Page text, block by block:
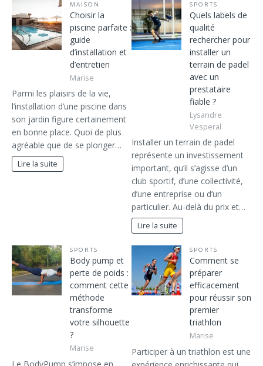
MAISON
Choisir la
piscine parfaite :
guide
d’installation et
d’entretien
Marise
Parmi les plaisirs de la vie,
l’installation d’une piscine dans
son jardin figure certainement
en bonne place. Quoi de plus
agréable que de se plonger…
Lire la suite
SPORTS
Quels labels de
qualité
rechercher pour
installer un
terrain de padel
avec un
prestataire
fiable ?
Lysandre
Vesperal
Installer un terrain de padel
représente un investissement
important, qu’il s’agisse d’un
club sportif, d’une collectivité,
d’une entreprise ou d’un
particulier. Au-delà du prix et…
Lire la suite
SPORTS
Body pump et
perte de poids :
comment cette
méthode
transforme
votre silhouette
?
Marise
Le BodyPump s’impose en
SPORTS
Comment se
préparer
efficacement
pour réussir son
premier
triathlon
Marise
Participer à un triathlon est une